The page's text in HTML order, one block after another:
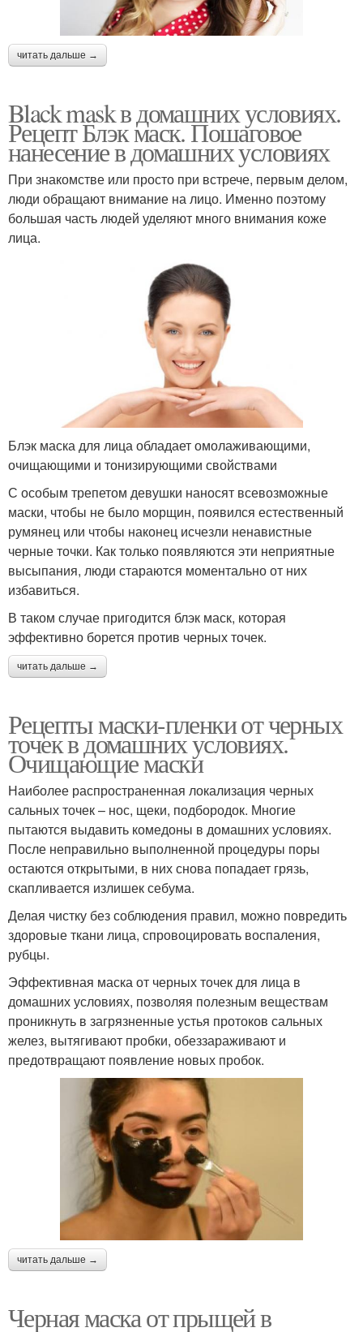
читать дальше →
Black mask в домашних условиях.
Рецепт Блэк маск. Пошаговое
нанесение в домашних условиях
При знакомстве или просто при встрече, первым делом,
люди обращают внимание на лицо. Именно поэтому
большая часть людей уделяют много внимания коже
лица.
Блэк маска для лица обладает омолаживающими,
очищающими и тонизирующими свойствами
С особым трепетом девушки наносят всевозможные
маски, чтобы не было морщин, появился естественный
румянец или чтобы наконец исчезли ненавистные
черные точки. Как только появляются эти неприятные
высыпания, люди стараются моментально от них
избавиться.
В таком случае пригодится блэк маск, которая
эффективно борется против черных точек.
читать дальше →
Рецепты маски-пленки от черных
точек в домашних условиях.
Очищающие маски
Наиболее распространенная локализация черных
сальных точек – нос, щеки, подбородок. Многие
пытаются выдавить комедоны в домашних условиях.
После неправильно выполненной процедуры поры
остаются открытыми, в них снова попадает грязь,
скапливается излишек себума.
Делая чистку без соблюдения правил, можно повредить
здоровые ткани лица, спровоцировать воспаления,
рубцы.
Эффективная маска от черных точек для лица в
домашних условиях, позволяя полезным веществам
проникнуть в загрязненные устья протоков сальных
желез, вытягивают пробки, обеззараживают и
предотвращают появление новых пробок.
читать дальше →
Черная маска от прыщей в